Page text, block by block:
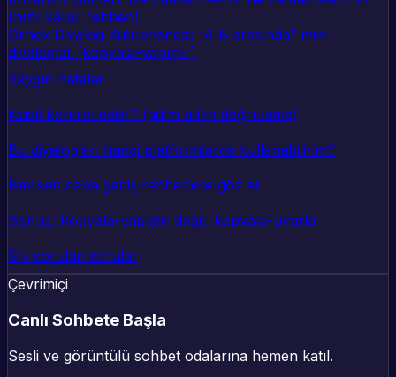
(hızlı karar rehberi)
Örnek Diyalog Kütüphanesi: “A B arasında” mini
diyaloglar (kopyala-yapıştır)
Yaygın hatalar
Nasıl kontrol edilir? (adım adım doğrulama)
Bu diyalogları hangi platformlarda kullanabilirim?
İstersen daha geniş rehberlere göz at
Sonuç: Kopyala-yapıştır değil, kopyala-uyarla
Sık sorulan sorular
Çevrimiçi
Canlı Sohbete Başla
Sesli ve görüntülü sohbet odalarına hemen katıl.